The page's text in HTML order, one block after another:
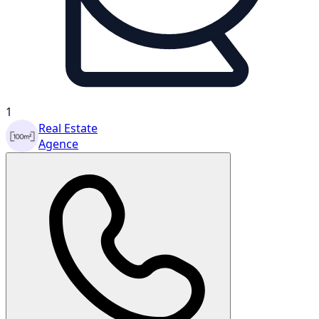
1
Real Estate
Agence